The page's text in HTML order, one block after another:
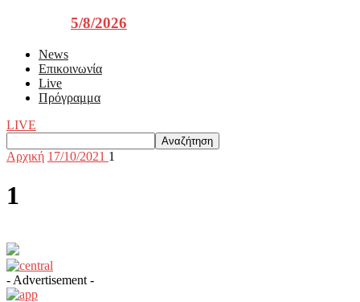
5/8/2026
News
Επικοινωνία
Live
Πρόγραμμα
LIVE
Αρχική 17/10/2021 1
1
- Advertisement -